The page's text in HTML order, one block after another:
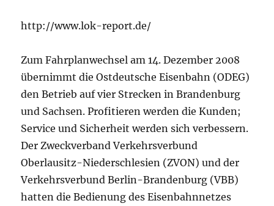
http://www.lok-report.de/
Zum Fahrplanwechsel am 14. Dezember 2008
übernimmt die Ostdeutsche Eisenbahn (ODEG)
den Betrieb auf vier Strecken in Brandenburg
und Sachsen. Profitieren werden die Kunden;
Service und Sicherheit werden sich verbessern.
Der Zweckverband Verkehrsverbund
Oberlausitz-Niederschlesien (ZVON) und der
Verkehrsverbund Berlin-Brandenburg (VBB)
hatten die Bedienung des Eisenbahnnetzes